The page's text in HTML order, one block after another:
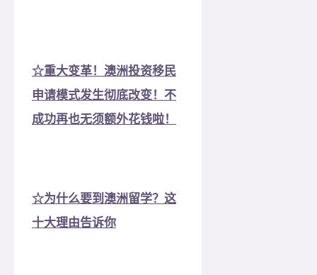
☆重大变革！澳洲投资移民
申请模式发生彻底改变！不
成功再也无须额外花钱啦！
☆为什么要到澳洲留学？这
十大理由告诉你